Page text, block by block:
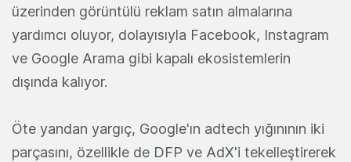
üzerinden görüntülü reklam satın almalarına
yardımcı oluyor, dolayısıyla Facebook, Instagram
ve Google Arama gibi kapalı ekosistemlerin
dışında kalıyor.
Öte yandan yargıç, Google'ın adtech yığınının iki
parçasını, özellikle de DFP ve AdX'i tekelleştirerek